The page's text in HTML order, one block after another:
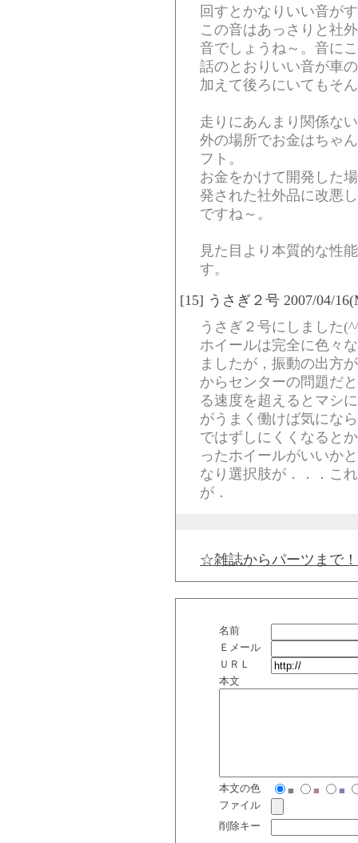
回すとかなりいい音が
この音はあっさりと社
音でしょうね～。音に
話のとおりいい音が車
加えて後ろにいてもそ
走りにあんまり関係な
外の場所でお金はちゃ
フト。
お金をかけて開発した
発された社外品に改悪
ですね～。
見た目より本質的な性
す。
[15] うさぎ２号 2007/04/
うさぎ２号にしました
ホイールは完全に色々
ましたが，振動の出方
からセンターの問題だ
る速度を超えるとマシ
がうまく働けば気にな
ではずしにくくなると
ったホイールがいいか
なり選択肢が．．．こ
が．
☆雑誌からパーツまで
名前
Ｅメール
ＵＲＬ
本文
本文の色 ■ ■
■
ファイル
削除キー